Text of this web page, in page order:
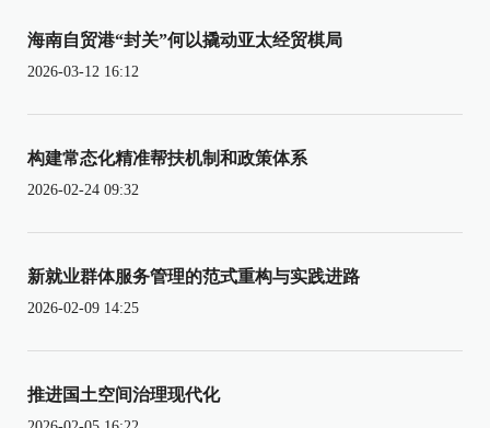
海南自贸港“封关”何以撬动亚太经贸棋局
2026-03-12 16:12
构建常态化精准帮扶机制和政策体系
2026-02-24 09:32
新就业群体服务管理的范式重构与实践进路
2026-02-09 14:25
推进国土空间治理现代化